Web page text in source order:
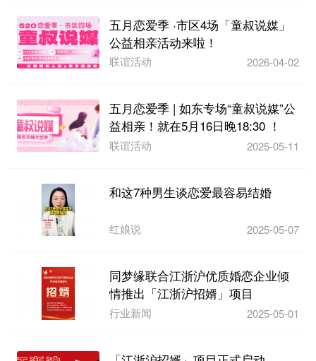
五月恋爱季 ·市区4场「童叔说媒」
公益相亲活动来啦！
联谊活动 2026-04-02
五月恋爱季 | 如东专场“童叔说媒”公
益相亲！就在5月16日晚18:30 ！
联谊活动 2025-05-11
和这7种男生谈恋爱最容易结婚
红娘说 2025-05-07
同梦缘联合江浙沪优质婚恋企业倾
情推出「江浙沪招婿」项目
行业新闻 2025-05-01